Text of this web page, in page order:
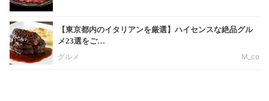
【東京都内のイタリアンを厳選】ハイセンスな絶品グル
メ23選をご…
グルメ
M_co